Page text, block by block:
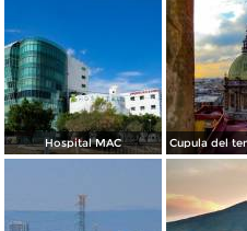
Hospital MAC